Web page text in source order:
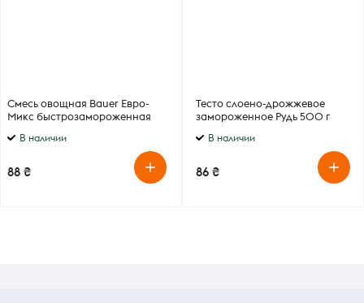
Смесь овощная Bauer Евро-
Микс быстрозамороженная
В наличии
88 ₴
Тесто слоено-дрожжевое
замороженное Рудь 500 г
В наличии
86 ₴